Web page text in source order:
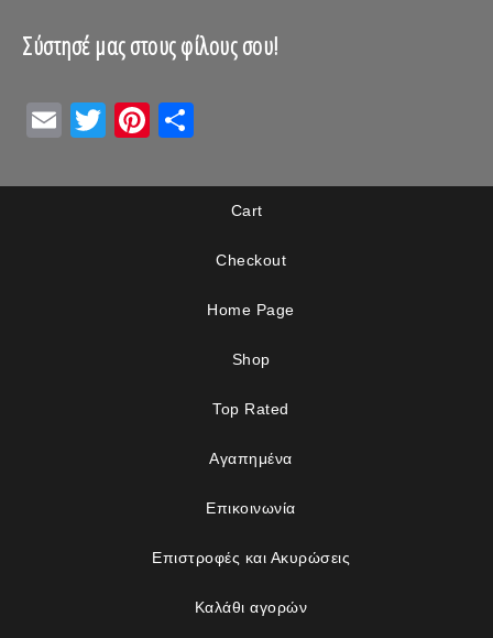
Σύστησέ μας στους φίλους σου!
EmailTwitterPinterest
Cart
Checkout
Home Page
Shop
Top Rated
Αγαπημένα
Επικοινωνία
Επιστροφές και Ακυρώσεις
Καλάθι αγορών